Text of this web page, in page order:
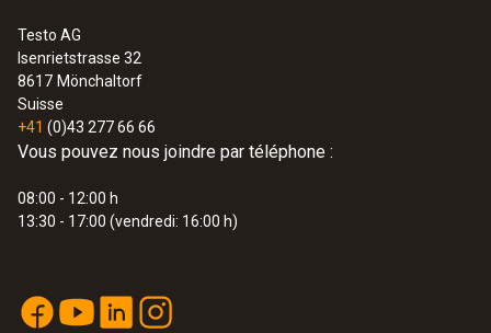
Testo AG
Isenrietstrasse 32
8617 Mönchaltorf
Suisse
+41 (0)43 277 66 66
Vous pouvez nous joindre par téléphone :
08:00 - 12:00 h
13:30 - 17:00 (vendredi: 16:00 h)